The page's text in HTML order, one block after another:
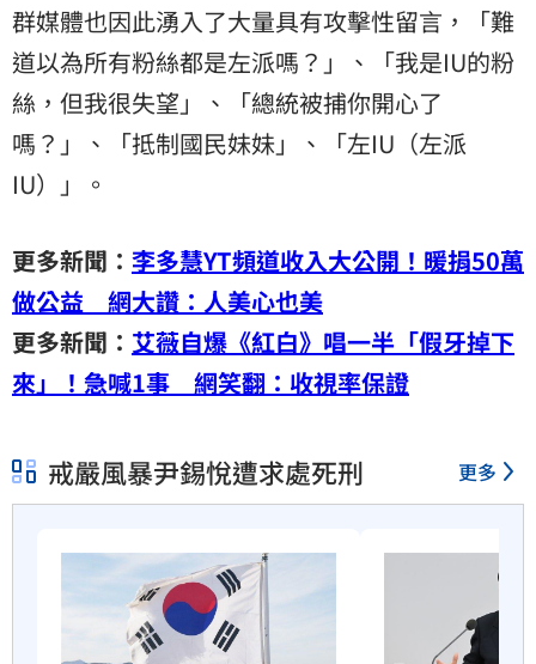
群媒體也因此湧入了大量具有攻擊性留言，「難
道以為所有粉絲都是左派嗎？」、「我是IU的粉
絲，但我很失望」、「總統被捕你開心了
嗎？」、「抵制國民妹妹」、「左IU（左派
IU）」。
更多新聞： 李多慧YT頻道收入大公開！暖捐50萬
做公益 網大讚：人美心也美
更多新聞： 艾薇自爆《紅白》唱一半「假牙掉下
來」！急喊1事 網笑翻：收視率保證
戒嚴風暴尹錫悅遭求處死刑 更多